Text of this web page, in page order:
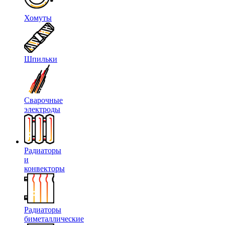
Хомуты
Шпильки
Сварочные
электроды
Радиаторы
и
конвекторы
Радиаторы
биметаллические